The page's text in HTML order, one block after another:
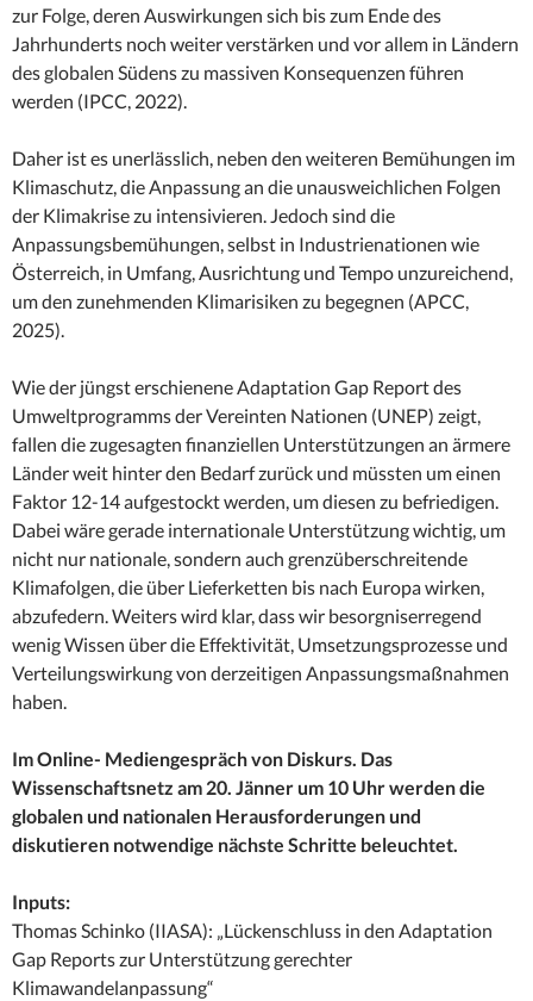
zur Folge, deren Auswirkungen sich bis zum Ende des
Jahrhunderts noch weiter verstärken und vor allem in Ländern
des globalen Südens zu massiven Konsequenzen führen
werden (IPCC, 2022).
Daher ist es unerlässlich, neben den weiteren Bemühungen im
Klimaschutz, die Anpassung an die unausweichlichen Folgen
der Klimakrise zu intensivieren. Jedoch sind die
Anpassungsbemühungen, selbst in Industrienationen wie
Österreich, in Umfang, Ausrichtung und Tempo unzureichend,
um den zunehmenden Klimarisiken zu begegnen (APCC,
2025).
Wie der jüngst erschienene Adaptation Gap Report des
Umweltprogramms der Vereinten Nationen (UNEP) zeigt,
fallen die zugesagten finanziellen Unterstützungen an ärmere
Länder weit hinter den Bedarf zurück und müssten um einen
Faktor 12-14 aufgestockt werden, um diesen zu befriedigen.
Dabei wäre gerade internationale Unterstützung wichtig, um
nicht nur nationale, sondern auch grenzüberschreitende
Klimafolgen, die über Lieferketten bis nach Europa wirken,
abzufedern. Weiters wird klar, dass wir besorgniserregend
wenig Wissen über die Effektivität, Umsetzungsprozesse und
Verteilungswirkung von derzeitigen Anpassungsmaßnahmen
haben.
Im Online- Mediengespräch von Diskurs. Das
Wissenschaftsnetz am 20. Jänner um 10 Uhr werden die
globalen und nationalen Herausforderungen und
diskutieren notwendige nächste Schritte beleuchtet.
Inputs:
Thomas Schinko (IIASA): „Lückenschluss in den Adaptation
Gap Reports zur Unterstützung gerechter
Klimawandelanpassung“